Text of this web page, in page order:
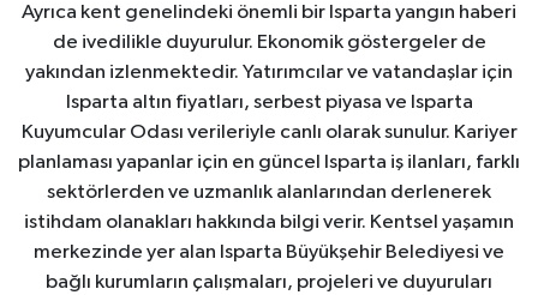
Ayrıca kent genelindeki önemli bir Isparta yangın haberi
de ivedilikle duyurulur. Ekonomik göstergeler de
yakından izlenmektedir. Yatırımcılar ve vatandaşlar için
Isparta altın fiyatları, serbest piyasa ve Isparta
Kuyumcular Odası verileriyle canlı olarak sunulur. Kariyer
planlaması yapanlar için en güncel Isparta iş ilanları, farklı
sektörlerden ve uzmanlık alanlarından derlenerek
istihdam olanakları hakkında bilgi verir. Kentsel yaşamın
merkezinde yer alan Isparta Büyükşehir Belediyesi ve
bağlı kurumların çalışmaları, projeleri ve duyuruları